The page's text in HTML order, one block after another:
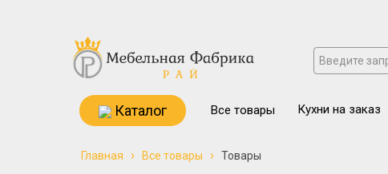
Кухни на заказ
Все товары
Каталог
Главная › Все товары › Товары